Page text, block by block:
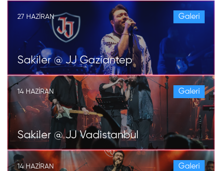
27 HAZIRAN Galeri
Sakiler @ JJ Gaziantep
14 HAZIRAN Galeri
Sakiler @ JJ Vadistanbul
14 HAZIRAN Galeri